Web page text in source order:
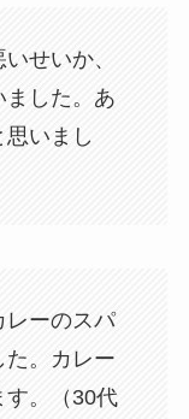
せいか、
ました。あ
いまし
レーのスパ
た。カレー
す。（30代